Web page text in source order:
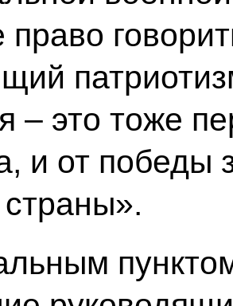
право
– это тоже
и от победы